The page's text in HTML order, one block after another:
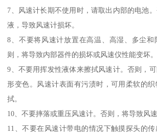
7、风速计长期不使用时，请取出内部的电池
液，导致风速计损坏。
8、不要将风速计放置在高温、高湿、多尘
则，将导致内部器件的损坏或风速仪性能变坏。
9、不要用挥发性液体来擦拭风速计。否则，
形变色。风速计表面有污渍时，可用柔软的
拭。
10、不要摔落或重压风速计。否则，将导致风
11、不要在风速计带电的情况下触摸探头的